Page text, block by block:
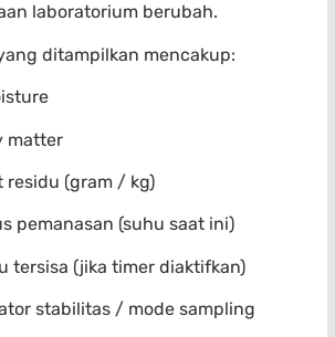
laboratorium berubah.
ditampilkan mencakup:
matter
residu (gram / kg)
pemanasan (suhu saat ini)
tersisa (jika timer diaktifkan)
stabilitas / mode sampling